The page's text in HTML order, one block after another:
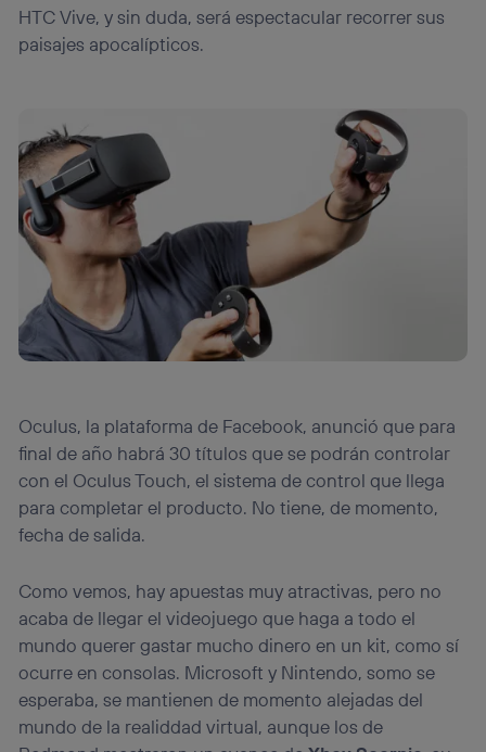
HTC Vive, y sin duda, será espectacular recorrer sus
paisajes apocalípticos.
Oculus, la plataforma de Facebook, anunció que para
final de año habrá 30 títulos que se podrán controlar
con el Oculus Touch, el sistema de control que llega
para completar el producto. No tiene, de momento,
fecha de salida.
Como vemos, hay apuestas muy atractivas, pero no
acaba de llegar el videojuego que haga a todo el
mundo querer gastar mucho dinero en un kit, como sí
ocurre en consolas. Microsoft y Nintendo, somo se
esperaba, se mantienen de momento alejadas del
mundo de la realiddad virtual, aunque los de